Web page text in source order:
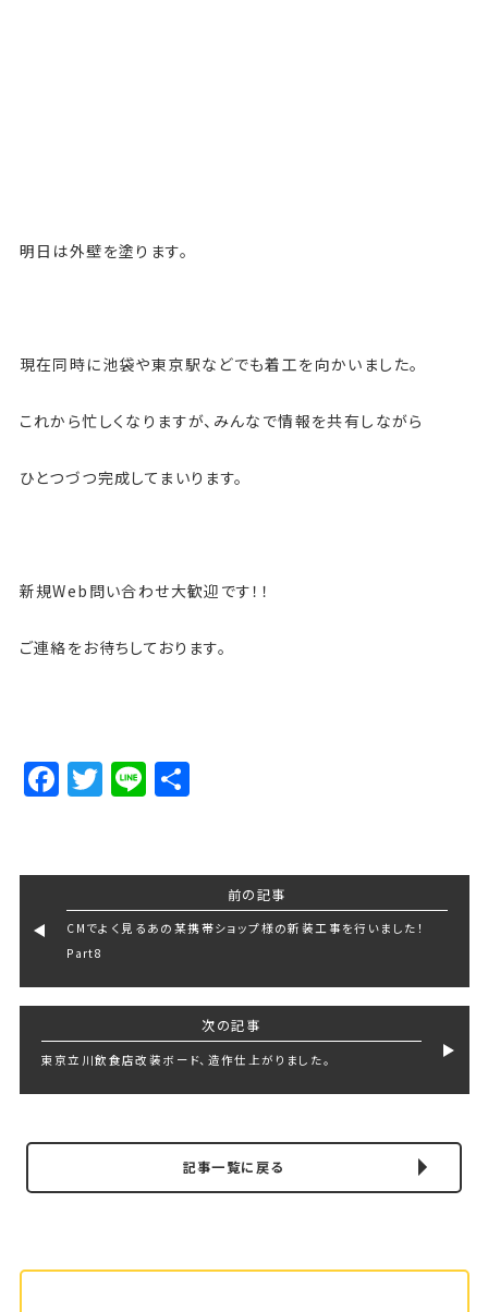
明日は外壁を塗ります。
現在同時に池袋や東京駅などでも着工を向かいました。
これから忙しくなりますが、みんなで情報を共有しながら
ひとつづつ完成してまいります。
新規Web問い合わせ大歓迎です！！
ご連絡をお待ちしております。
Facebook
Twitter
LineShare
前の記事
CMでよく見るあの某携帯ショップ様の新装工事を行いました！
Part8
次の記事
東京立川飲食店改装ボード、造作仕上がりました。
記事一覧に戻る